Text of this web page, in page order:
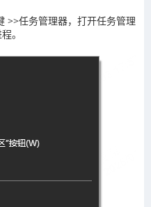
>>任务管理器，打开任务管理
。